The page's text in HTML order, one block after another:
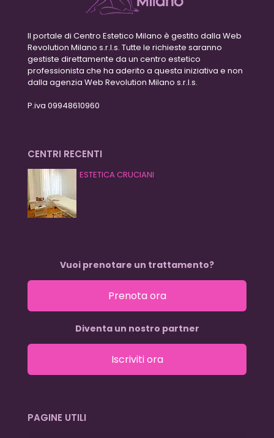
Il portale di Centro Estetico Milano è gestito dalla Web
Revolution Milano s.r.l.s. Tutte le richieste saranno
gestiste direttamente da un centro estetico
professionista che ha aderito a questa iniziativa e non
dalla agenzia Web Revolution Milano s.r.l.s.
P.iva 09948610960
CENTRI RECENTI
ESTETICA CRUCIANI
Vuoi prenotare un trattamento?
Prenota ora
Diventa un nostro partner
Iscriviti ora
PAGINE UTILI